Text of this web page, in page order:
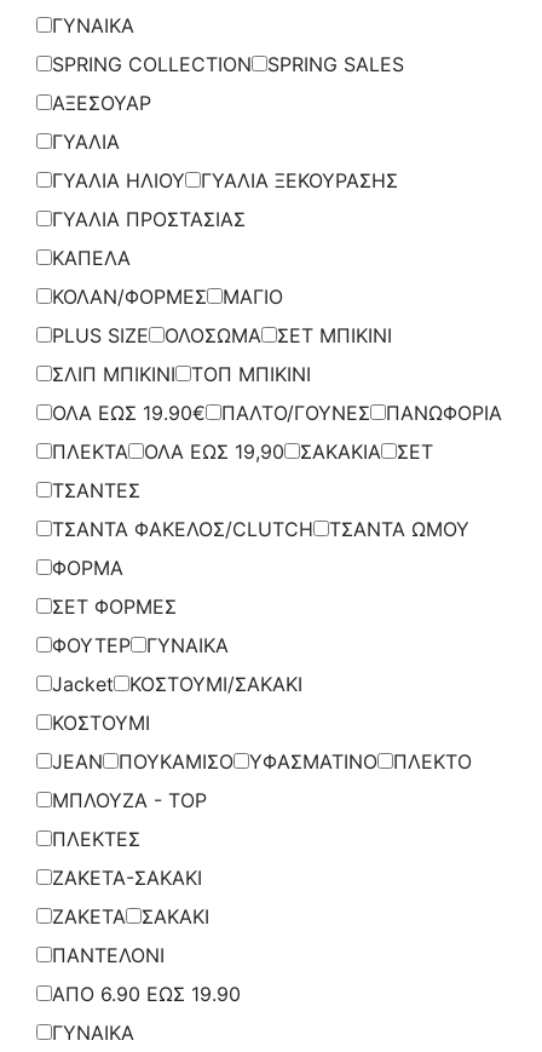
ΓΥΝΑΙΚΑ
SPRING COLLECTION
SPRING SALES
ΑΞΕΣΟΥΑΡ
ΓΥΑΛΙΑ
ΓΥΑΛΙΑ ΗΛΙΟΥ
ΓΥΑΛΙΑ ΞΕΚΟΥΡΑΣΗΣ
ΓΥΑΛΙΑ ΠΡΟΣΤΑΣΙΑΣ
ΚΑΠΕΛΑ
ΚΟΛΑΝ/ΦΟΡΜΕΣ
ΜΑΓΙΟ
PLUS SIZE
ΟΛΟΣΩΜΑ
ΣΕΤ ΜΠΙΚΙΝΙ
ΣΛΙΠ ΜΠΙΚΙΝΙ
ΤΟΠ ΜΠΙΚΙΝΙ
ΟΛΑ ΕΩΣ 19.90€
ΠΑΛΤΟ/ΓΟΥΝΕΣ
ΠΑΝΩΦΟΡΙΑ
ΠΛΕΚΤΑ
ΟΛΑ ΕΩΣ 19,90 ΣΑΚΑΚΙΑ
ΣΕΤ
ΤΣΑΝΤΕΣ
ΤΣΑΝΤΑ ΦΑΚΕΛΟΣ/CLUTCH
ΤΣΑΝΤΑ ΩΜΟΥ
ΦΟΡΜΑ
ΣΕΤ ΦΟΡΜΕΣ
ΦΟΥΤΕΡ
ΓΥΝΑΙΚΑ
Jacket
ΚΟΣΤΟΥΜΙ/ΣΑΚΑΚΙ
ΚΟΣΤΟΥΜΙ
JEAN
ΠΟΥΚΑΜΙΣΟ ΥΦΑΣΜΑΤΙΝΟ
ΠΛΕΚΤΟ
ΜΠΛΟΥΖΑ - TOP
ΠΛΕΚΤΕΣ
ΖΑΚΕΤΑ-ΣΑΚΑΚΙ
ΖΑΚΕΤΑ
ΣΑΚΑΚΙ
ΠΑΝΤΕΛΟΝΙ
ΑΠΟ 6.90 ΕΩΣ 19.90
ΓΥΝΑΙΚΑ